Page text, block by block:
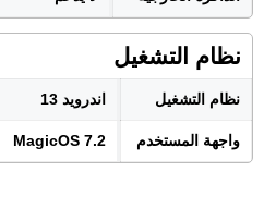
نظام التشغيل
نظام التشغيل اندرويد 13
واجهة المستخدم MagicOS 7.2